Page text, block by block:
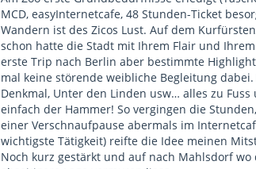
MCD, easyInternetcafe, 48 Stunden-Ticket
Wandern ist des Zicos Lust. Auf dem
schon hatte die Stadt mit Ihrem Flair und
erste Trip nach Berlin aber bestimmte
mal keine störende weibliche Begleitung
Denkmal, Unter den Linden usw… alles zu
einfach der Hammer! So vergingen die
einer Verschnaufpause abermals im
wichtigste Tätigkeit) reifte die Idee meinen
Noch kurz gestärkt und auf nach Mahlsdorf